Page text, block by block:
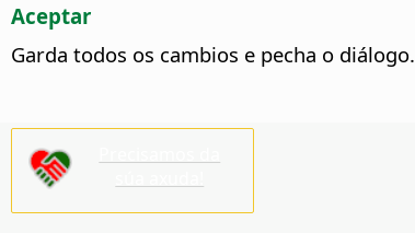
Aceptar
Garda todos os cambios e pecha o diálogo.